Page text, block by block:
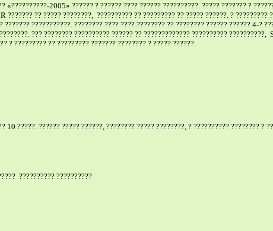
«??????????-2005» ?????? ? ?????? ???? ?????? ??????????. ????? ??????? ?
??????? ?? ????? ????????, ?????????? ?? ????????? ?? ????? ??????. ? ?????????
???????????. ???????? ???? ???? ???????? ?? ???????? ?????? ?????? 4-?
??? ???????? ?????????? ?????? ?? ????????????? ?????????? ??????????,
? ????????? ?? ????????? ??????? ???????? ? ????? ??????.
10 ?????. ?????? ????? ??????, ???????? ????? ????????, ? ?????????? ???????? ?
?????????? ??????????